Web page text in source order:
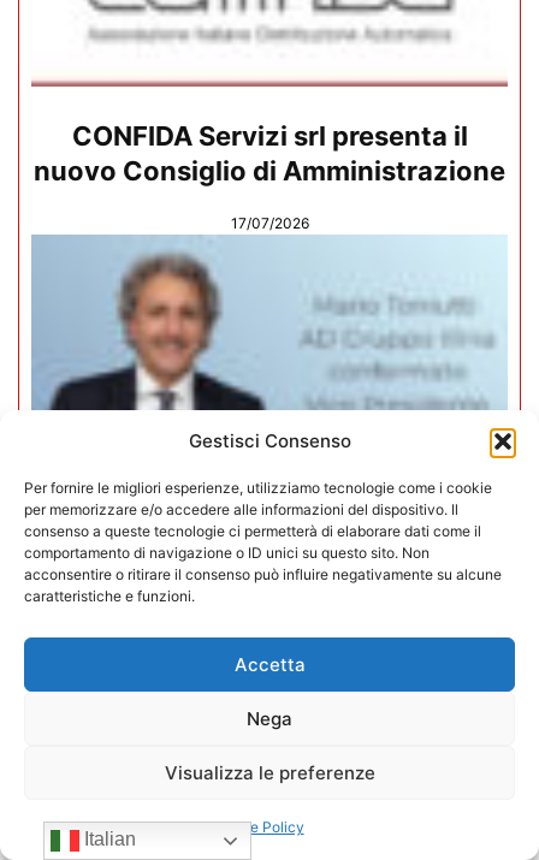
Gestisci Consenso
Per fornire le migliori esperienze, utilizziamo tecnologie come i cookie
per memorizzare e/o accedere alle informazioni del dispositivo. Il
consenso a queste tecnologie ci permetterà di elaborare dati come il
comportamento di navigazione o ID unici su questo sito. Non
acconsentire o ritirare il consenso può influire negativamente su alcune
caratteristiche e funzioni.
Accetta
Nega
Visualizza le preferenze
Cookie Policy
CONFIDA Servizi srl presenta il
nuovo Consiglio di Amministrazione
17/07/2026
Presidente di CONFIDA per il
quadriennio 2026-2030
Italian